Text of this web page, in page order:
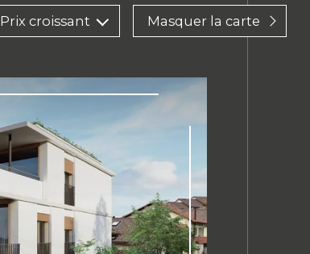
Prix croissant Masquer la carte